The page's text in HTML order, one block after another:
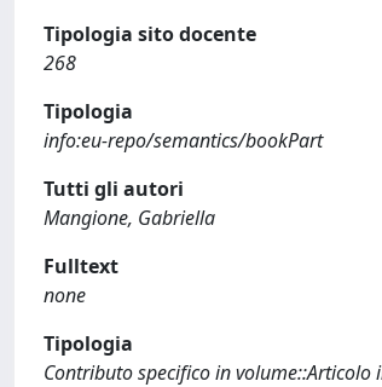
Tipologia sito docente
268
Tipologia
info:eu-repo/semantics/bookPart
Tutti gli autori
Mangione, Gabriella
Fulltext
none
Tipologia
Contributo specifico in volume::Articolo